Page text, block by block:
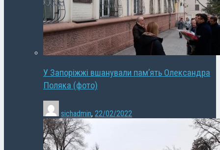
У Запоріжжі вшанували пам’ять Олександра
Поляка (фото)
sichadmin, 22/02/2022